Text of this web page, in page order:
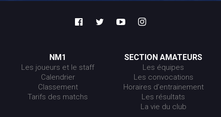
NM1
Les joueurs et le staff
Calendrier
Classement
Tarifs des matchs
SECTION AMATEURS
Les équipes
Les convocations
Horaires d’entrainement
Les résultats
La vie du club